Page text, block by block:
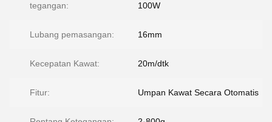
tegangan: 100W
Lubang pemasangan: 16mm
Kecepatan Kawat: 20m/dtk
Fitur: Umpan Kawat Secara Otomatis